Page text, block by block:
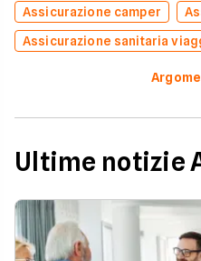
Assicurazione camper
Assicurazione sanitaria
Ultime notizie